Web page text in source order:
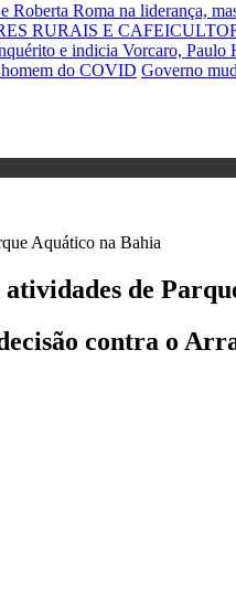
Roma na liderança,
RURAIS E
e indicia Vorcaro, Paulo
do COVID Governo
de
contra o